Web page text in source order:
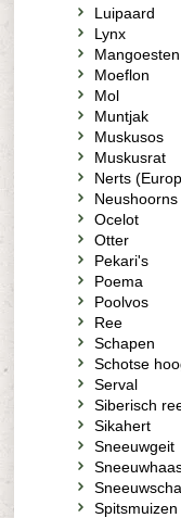
Luipaard
Lynx
Mangoesten
Moeflon
Mol
Muntjak
Muskusos
Muskusrat
Nerts
Neushoorns
Ocelot
Otter
Pekari's
Poema
Poolvos
Ree
Schapen
Schotse
Serval
Siberisch
Sikahert
Sneeuwgeit
Spitsmuizen